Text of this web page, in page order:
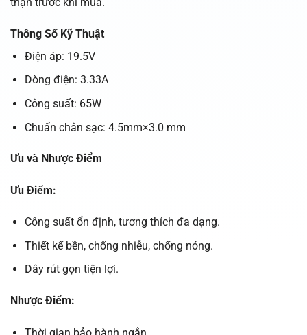
Thông Số Kỹ Thuật
Điện áp: 19.5V
Dòng điện: 3.33A
Công suất: 65W
Chuẩn chân sạc: 4.5mm×3.0 mm
Ưu và Nhược Điểm
Ưu Điểm:
Công suất ổn định, tương thích đa dạng.
Thiết kế bền, chống nhiễu, chống nóng.
Dây rút gọn tiện lợi.
Nhược Điểm: